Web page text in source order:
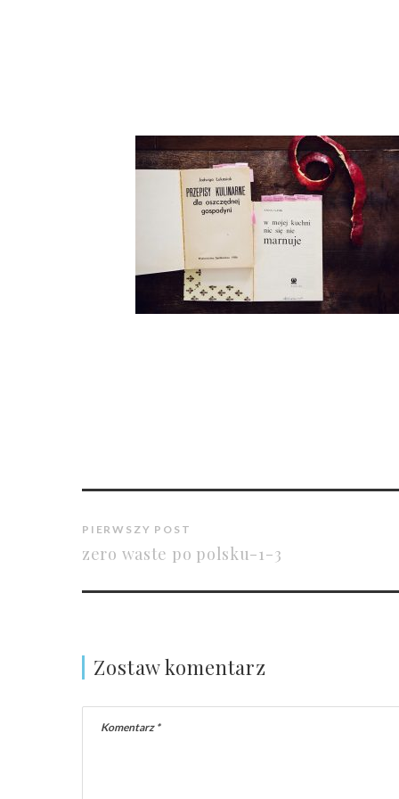
PIERWSZY POST
zero waste po polsku-1-3
Zostaw komentarz